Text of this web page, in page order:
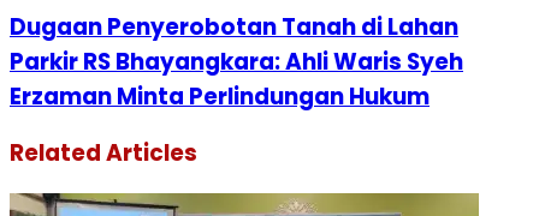
Dugaan Penyerobotan Tanah di Lahan
Parkir RS Bhayangkara: Ahli Waris Syeh
Erzaman Minta Perlindungan Hukum
Related Articles